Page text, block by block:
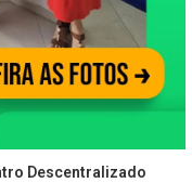
Descentralizado